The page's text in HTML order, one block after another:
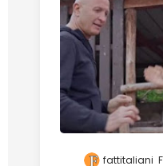
fattitaliani